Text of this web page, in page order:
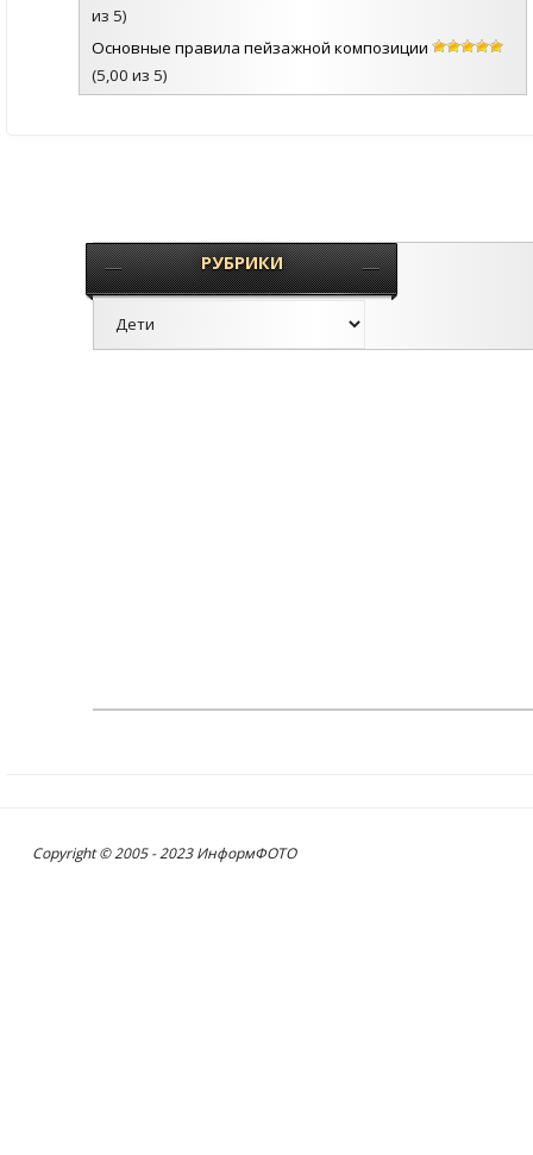
из 5)
Основные правила пейзажной композиции
(5,00 из 5)
РУБРИКИ
Copyright © 2005 - 2023 ИнформФОТО